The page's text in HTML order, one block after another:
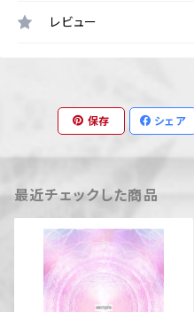
レビュー
保存 シェア
最近チェックした商品